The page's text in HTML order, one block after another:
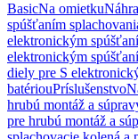
BasicNa omietku
spúšťaním
elektronickým
elektronickým
diely pre S
batériouPríslušenstvo
hrubú montáž a
pre hrubú montáž a